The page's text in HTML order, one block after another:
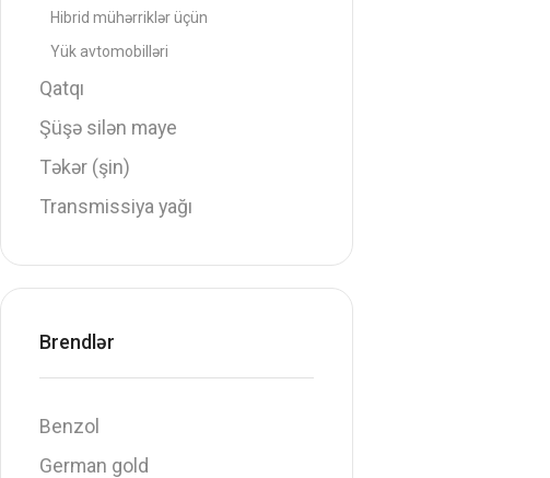
Hibrid mühərriklər üçün
Yük avtomobilləri
Qatqı
Şüşə silən maye
Təkər (şin)
Transmissiya yağı
Brendlər
Benzol
German gold